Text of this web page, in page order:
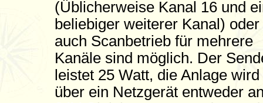
(Üblicherweise Kanal 16 und
beliebiger weiterer Kanal) oder
auch Scanbetrieb für mehrere
Kanäle sind möglich. Der
leistet 25 Watt, die Anlage wird
über ein Netzgerät entweder